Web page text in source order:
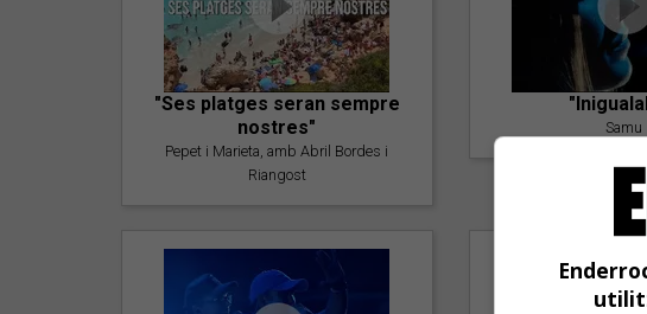
"Ses platges seran sempre
nostres"
Pepet i Marieta, amb Abril Bordes i
Riangost
Samu